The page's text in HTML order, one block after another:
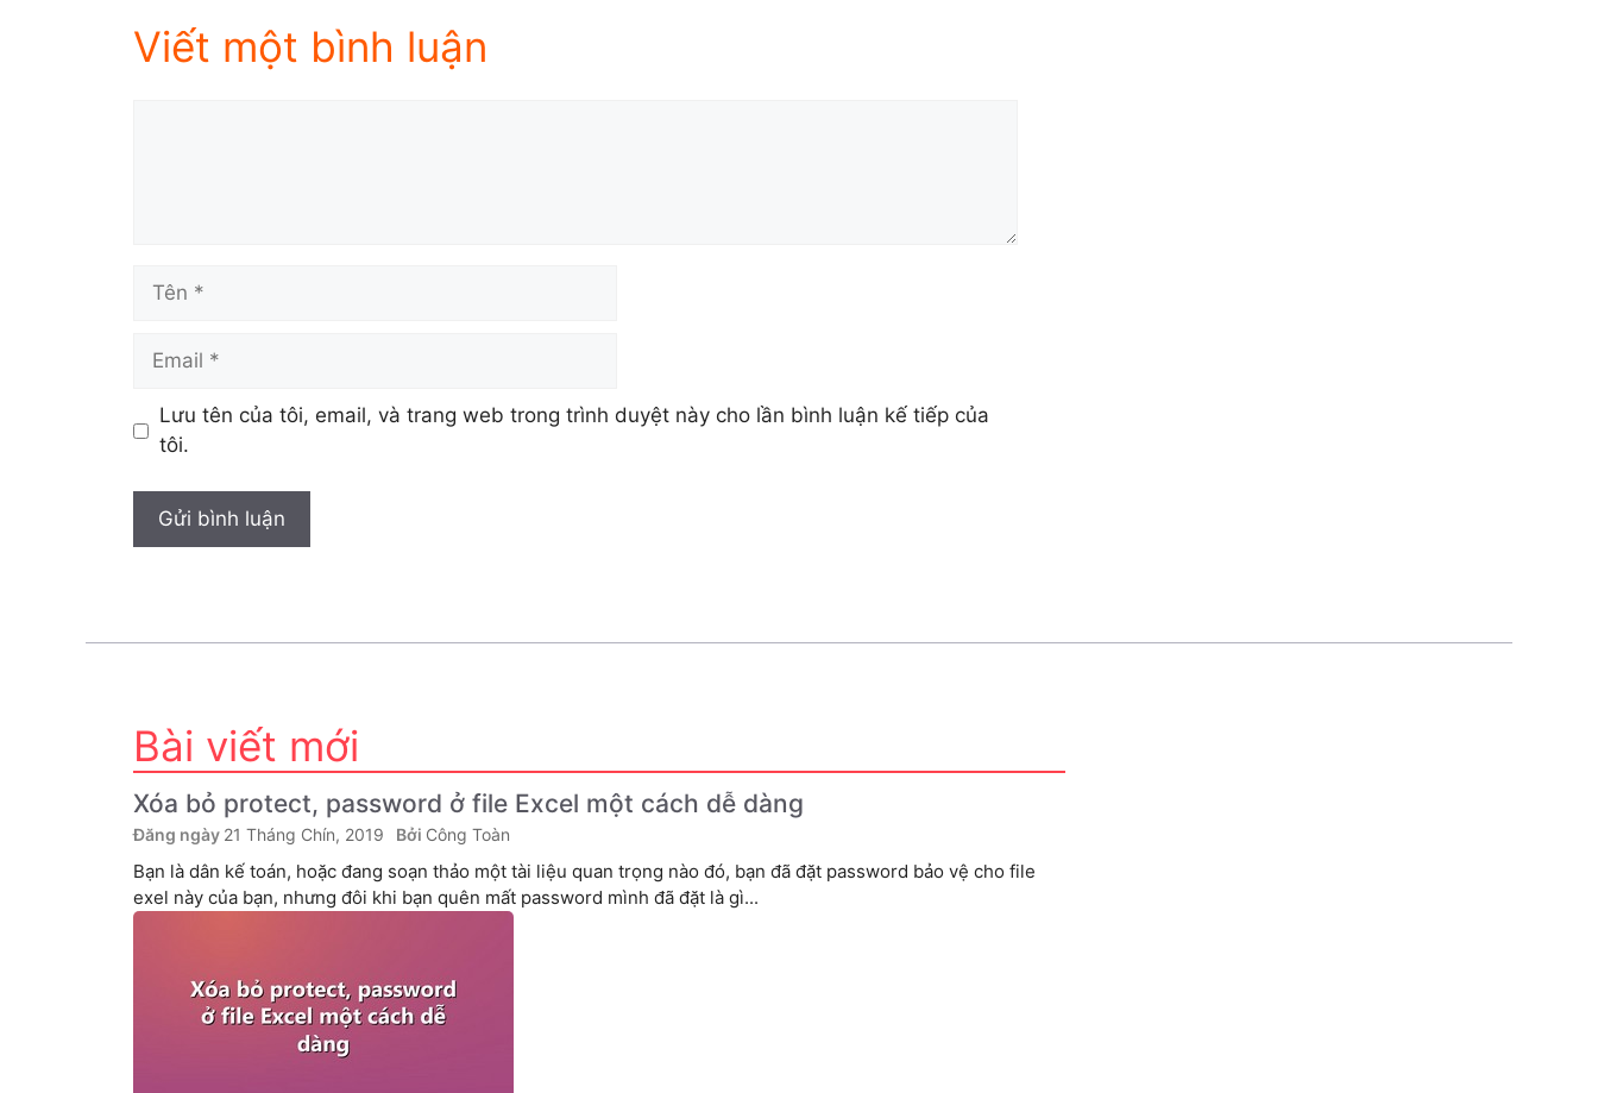
Viết một bình luận
Tên
Email
Lưu tên của tôi, email, và trang web trong trình duyệt này cho lần bình luận kế tiếp của
tôi.
Bài viết mới
Xóa bỏ protect, password ở file Excel một cách dễ dàng
21 Tháng Chín, 2019 Công Toàn
Bạn là dân kế toán, hoặc đang soạn thảo một tài liệu quan trọng nào đó, bạn đã đặt password bảo vệ cho file
exel này của bạn, nhưng đôi khi bạn quên mất password mình đã đặt là gì...